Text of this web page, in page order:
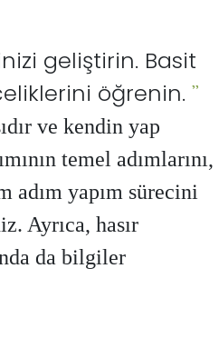
geliştirin. Basit
öğrenin.
ve kendin yap
temel adımlarını,
adım yapım sürecini
Ayrıca, hasır
da bilgiler